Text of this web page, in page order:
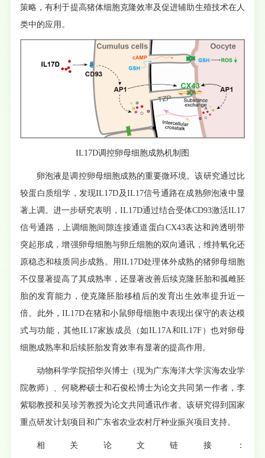
策略，有利于提高猪体细胞克隆效率及促进辅助生殖技术在人
类中的应用。
IL17D调控卵母细胞成熟机制图
卵泡液是调控卵母细胞成熟的重要微环境。该研究通过比
较蛋白质组学，发现IL17D及IL17信号通路在成熟卵泡液中显
著上调。进一步研究表明，IL17D通过结合受体CD93激活IL17
信号通路，上调细胞间隙连接通道蛋白CX43表达和跨透明带
突起形成，增强卵母细胞与卵丘细胞的双向通讯，维持氧化还
原稳态和核质同步成熟。用IL17D处理体外成熟的猪卵母细胞
不仅显著提高了其成熟率，还显著改善后续克隆胚胎和孤雌胚
胎的发育能力，使克隆胚胎移植后的发育出生效率提升近一
倍。此外，IL17D在猪和小鼠卵母细胞中表现出保守的表达模
式与功能，其他IL17家族成员（如IL17A和IL17F）也对卵母
细胞成熟率和后续胚胎发育效率有显著的提高作用。
动物科学学院招华兴博士（现为广东海洋大学滨海农业学
院教师）、何晓桦硕士和石俊松博士为论文共同第一作者，李
紫聪教授和吴珍芳教授为论文共同通讯作者。该研究得到国家
重点研发计划项目和广东省农业农村厅种业振兴项目支持。
相关论文链接：